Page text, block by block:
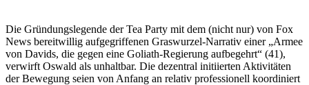
Die Gründungslegende der Tea Party mit dem (nicht nur) von Fox
News bereitwillig aufgegriffenen Graswurzel-Narrativ einer „Armee
von Davids, die gegen eine Goliath-Regierung aufbegehrt“ (41),
verwirft Oswald als unhaltbar. Die dezentral initiierten Aktivitäten
der Bewegung seien von Anfang an relativ professionell koordiniert